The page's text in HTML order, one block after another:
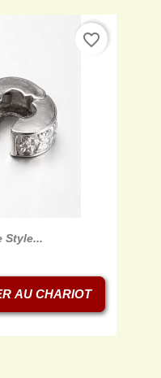
Style...
AU CHARIOT
favorite_border